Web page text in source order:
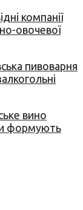
компанії
овочевої
пивоварня
вино
формують